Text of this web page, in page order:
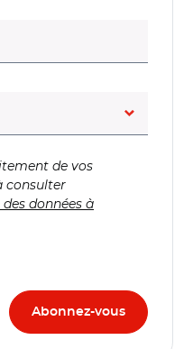
obligatoire)
de vos
consulter
données à